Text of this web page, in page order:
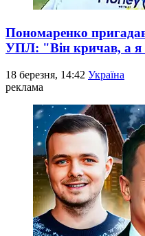
Пономаренко
УПЛ: "Він кричав, а я
18 березня, 14:42 Україна
реклама